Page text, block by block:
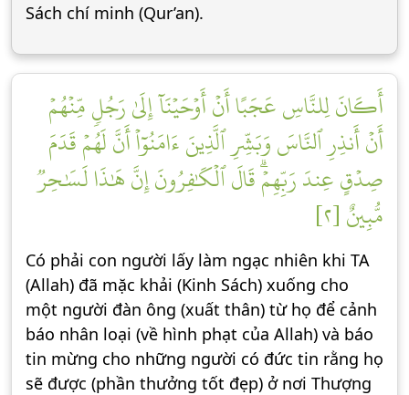
Sách chí minh (Qur’an).
أَكَانَ لِلنَّاسِ عَجَبًا أَنۡ أَوۡحَيۡنَآ إِلَىٰ رَجُلٖ مِّنۡهُمۡ
أَنۡ أَنذِرِ ٱلنَّاسَ وَبَشِّرِ ٱلَّذِينَ ءَامَنُوٓاْ أَنَّ لَهُمۡ قَدَمَ
صِدۡقٍ عِندَ رَبِّهِمۡۗ قَالَ ٱلۡكَٰفِرُونَ إِنَّ هَٰذَا لَسَٰحِرٞ
مُّبِينٌ [٢]
Có phải con người lấy làm ngạc nhiên khi TA
(Allah) đã mặc khải (Kinh Sách) xuống cho
một người đàn ông (xuất thân) từ họ để cảnh
báo nhân loại (về hình phạt của Allah) và báo
tin mừng cho những người có đức tin rằng họ
sẽ được (phần thưởng tốt đẹp) ở nơi Thượng